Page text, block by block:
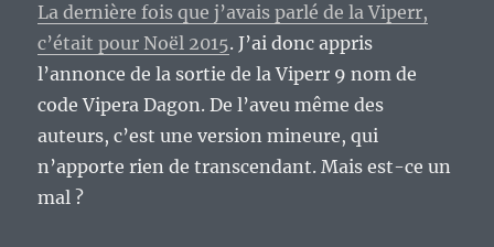
La dernière fois que j’avais parlé de la Viperr,
c’était pour Noël 2015. J’ai donc appris
l’annonce de la sortie de la Viperr 9 nom de
code Vipera Dagon. De l’aveu même des
auteurs, c’est une version mineure, qui
n’apporte rien de transcendant. Mais est-ce un
mal ?